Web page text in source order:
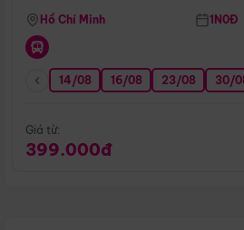
Hồ Chí Minh 1N0Đ
14/08 16/08 23/08 30/
Giá từ:
399.000đ